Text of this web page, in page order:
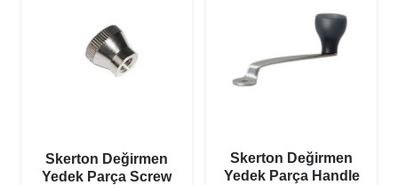
Skerton Değirmen
Yedek Parça Screw
Skerton Değirmen
Yedek Parça Handle